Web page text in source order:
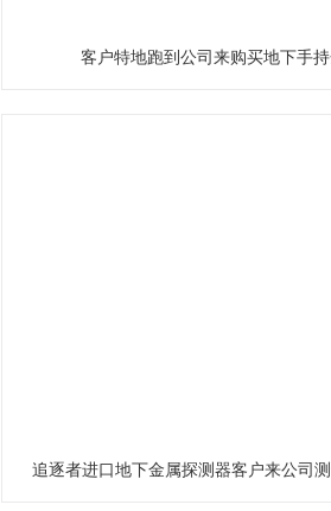
客户特地跑到公司来购买地下手